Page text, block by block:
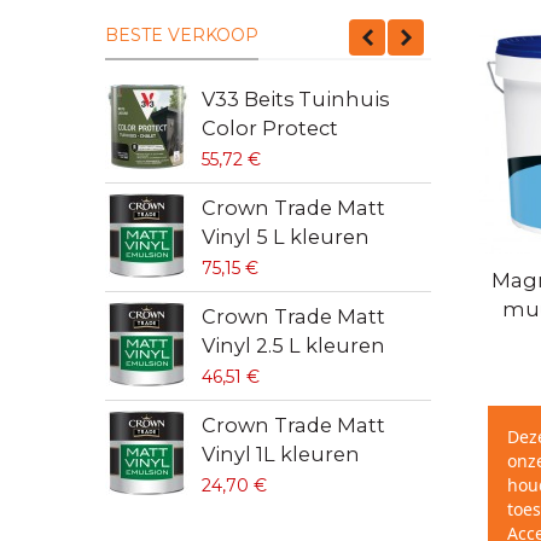
BESTE VERKOOP
V33 Beits Tuinhuis
Color Protect
55,72 €
Crown Trade Matt
Vinyl 5 L kleuren
75,15 €
Crown Trade Matt
Vinyl 2.5 L kleuren
46,51 €
Crown Trade Matt
Vinyl 1L kleuren
24,70 €